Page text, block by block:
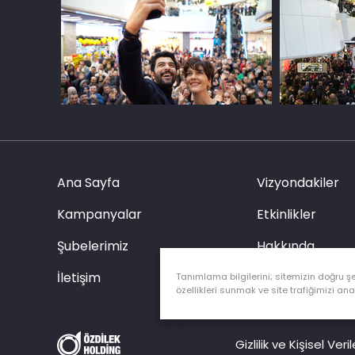
Ana Sayfa Vizyondakiler
Kampanyalar
Etkinlikler
Şubelerimiz
Hakkında
İletişim
Özel Etkinlik
Gizlilik ve Kişisel
Tanımlama bilgilerini; sitemizin doğru
özellikleri sunmak ve site trafiğimizi